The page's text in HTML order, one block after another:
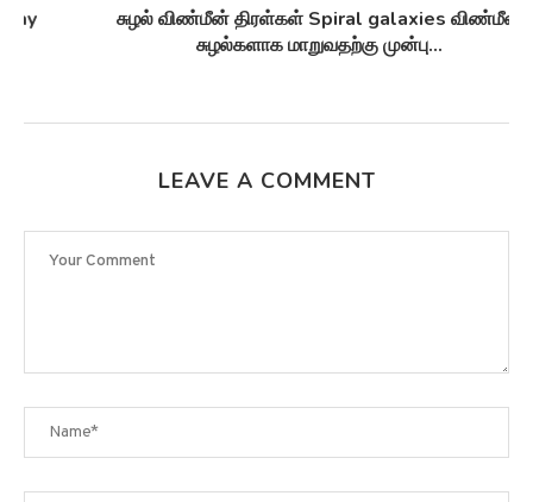
சுழல் விண்மீன் திரள்கள் Spiral galaxies விண்மீன்
சுழல்களாக மாறுவதற்கு முன்பு...